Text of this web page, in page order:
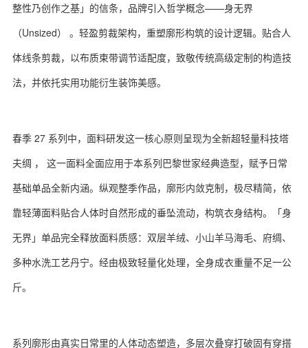
整性乃创作之基」的信条，品牌引入哲学概念——身无界
（Unsized） 。轻盈剪裁架构，重塑廓形构筑的设计逻辑。贴合人
体线条剪裁，以布质束带调节适配度，致敬传统高级定制的构造技
法，并依托实用功能衍生装饰美感。
春季 27 系列中，面料研发这一核心原则呈现为全新超轻量科技塔
夫绸 ， 这一面料全面应用于本系列巴黎世家经典造型，赋予日常
基础单品全新内涵。纵观整季作品，廓形内敛克制，极尽精简，依
靠轻薄面料贴合人体时自然形成的垂坠流动，构筑衣身结构。「身
无界」单品完全释放面料质感：双层羊绒、小山羊马海毛、府绸、
多种水洗工艺丹宁。经由极致轻量化处理，全身成衣重量不足一公
斤。
系列廓形由真实日常里的人体动态塑造，多层次叠穿打破固有穿搭